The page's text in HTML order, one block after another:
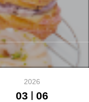
2026
03 06